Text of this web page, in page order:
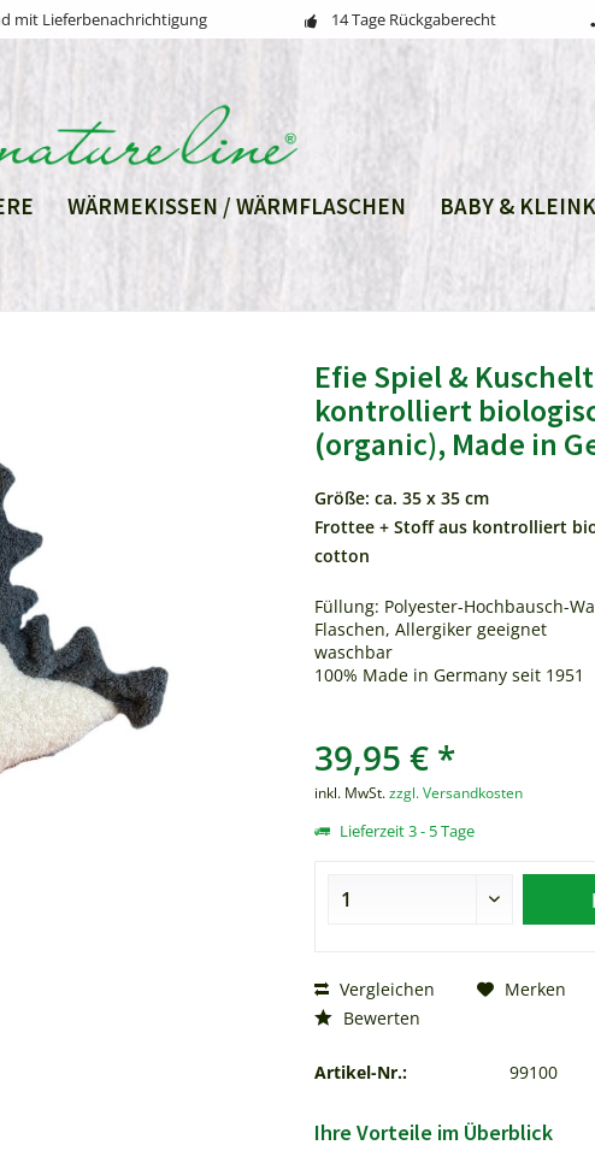
mit Lieferbenachrichtigung 14 Tage Rückgaberecht
WÄRMEKISSEN / WÄRMFLASCHEN BABY &
Efie Spiel &
kontrolliert
(organic), Made in
Größe: ca. 35 x 35 cm
Frottee + Stoff aus kontrolliert
cotton
Füllung: Polyester-Hochbausch-
Flaschen, Allergiker geeignet
waschbar
100% Made in Germany seit 1951
39,95 € *
inkl. MwSt.zzgl. Versandkosten
Lieferzeit 3 - 5 Tage
Vergleichen Merken
Bewerten
Artikel-Nr.: 99100
Ihre Vorteile im Überblick